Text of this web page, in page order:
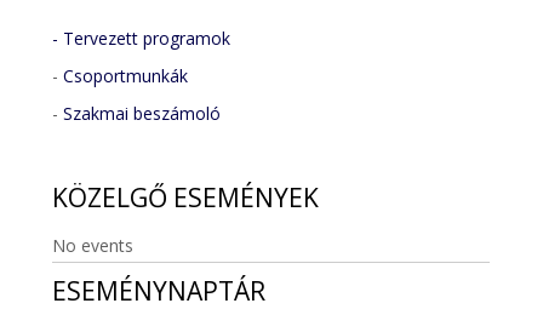
- Tervezett programok
-Csoportmunkák
-Szakmai beszámoló
KÖZELGŐ ESEMÉNYEK
No events
ESEMÉNYNAPTÁR